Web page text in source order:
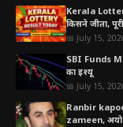
Kerala
किसने जीता,
📅 July 15,
SBI Funds
का इश्यू
📅 July 15,
Ranbir
zameen,